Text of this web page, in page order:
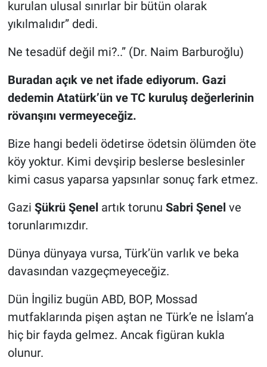
kurulan ulusal sınırlar bir bütün olarak
yıkılmalıdır” dedi.
Ne tesadüf değil mi?..” (Dr. Naim Barburoğlu)
Buradan açık ve net ifade ediyorum. Gazi
dedemin Atatürk’ün ve TC kuruluş değerlerinin
rövanşını vermeyeceğiz.
Bize hangi bedeli ödetirse ödetsin ölümden öte
köy yoktur. Kimi devşirip beslerse beslesinler
kimi casus yaparsa yapsınlar sonuç fark etmez.
Gazi Şükrü Şenel artık torunu Sabri Şenel ve
torunlarımızdır.
Dünya dünyaya vursa, Türk’ün varlık ve beka
davasından vazgeçmeyeceğiz.
Dün İngiliz bugün ABD, BOP, Mossad
mutfaklarında pişen aştan ne Türk’e ne İslam’a
hiç bir fayda gelmez. Ancak figüran kukla
olunur.